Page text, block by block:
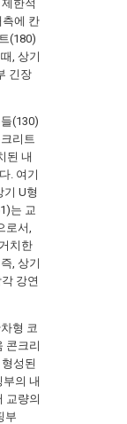
한적
측에 칸
(180)
, 상기
긴장
(130)
리트
된 내
. 여기
U형
는 교
로서,
치한
, 상기
강연
형 코
콘크리
성된
의 내
교량의
부